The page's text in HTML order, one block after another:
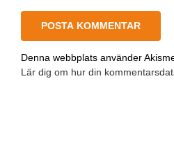
Denna webbplats använder
Lär dig om hur din